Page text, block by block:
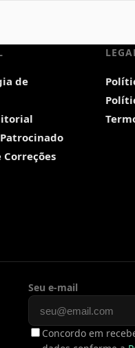
de
Seu e-mail
Concordo em